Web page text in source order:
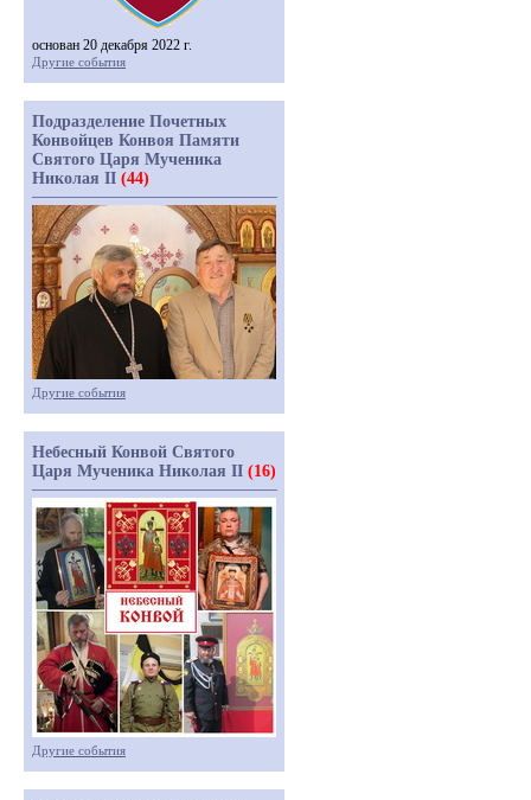
основан 20 декабря 2022 г.
Другие события
Подразделение Почетных
Конвойцев Конвоя Памяти
Святого Царя Мученика
Николая II (44)
Другие события
Небесный Конвой Святого
Царя Мученика Николая II (16)
Другие события